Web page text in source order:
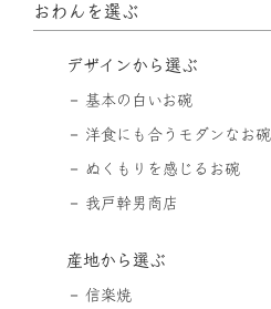
おわんを選ぶ
デザインから選ぶ
基本の白いお碗
洋食にも合うモダンなお碗
ぬくもりを感じるお碗
我戸幹男商店
産地から選ぶ
信楽焼